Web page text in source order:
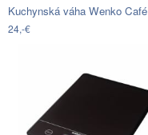
Kuchynská váha Wenko Café
24,-€